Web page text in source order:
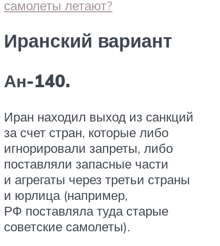
Иранский вариант
Ан-140.
Иран находил выход из санкций
за счет стран, которые либо
игнорировали запреты, либо
поставляли запасные части
и агрегаты через третьи страны
и юрлица (например,
РФ поставляла туда старые
советские самолеты).